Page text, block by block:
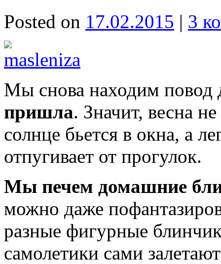
Posted on 17.02.2015 | 3
Мы снова находим повод
пришла. Значит, весна
солнце бьется в окна, а
отпугивает от прогулок.
Мы печем домашние
можно даже
разные фигурные
самолетики сами